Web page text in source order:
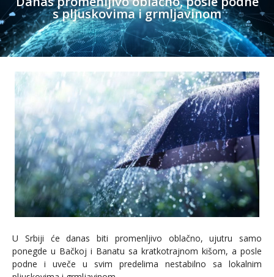
s pljuskovima i grmljavinom
U Srbiji će danas biti promenljivo oblačno, ujutru samo
ponegde u Bačkoj i Banatu sa kratkotrajnom kišom, a posle
podne i uveče u svim predelima nestabilno sa lokalnim